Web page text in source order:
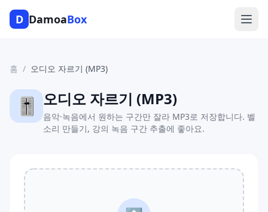
D DamoaBox
홈 / 오디오 자르기 (MP3)
🎚️ 오디오 자르기 (MP3)
음악·녹음에서 원하는 구간만 잘라 MP3로 저장합니다. 벨
소리 만들기, 강의 녹음 구간 추출에 좋아요.